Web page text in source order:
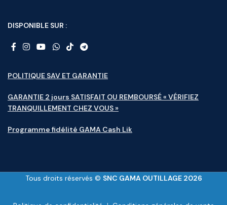
DISPONIBLE SUR :
POLITIQUE SAV ET GARANTIE
GARANTIE 2 jours SATISFAIT OU REMBOURSÉ « VÉRIFIEZ
TRANQUILLEMENT CHEZ VOUS »
Programme fidélité GAMA Cash Lik
Tous droits réservés © SNC GAMA OUTILLAGE 2026